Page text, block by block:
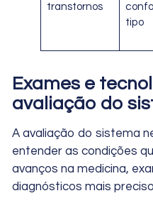
transtornos
tipo
Exames e
avaliação do
A avaliação do sistema
entender as condições
avanços na medicina,
diagnósticos mais